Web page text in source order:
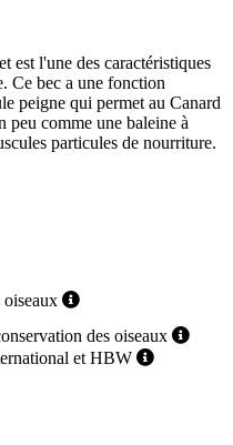
est l'une des caractéristiques
Ce bec a une fonction
peigne qui permet au Canard
peu comme une baleine à
particules de nourriture.
oiseaux
des oiseaux
et HBW